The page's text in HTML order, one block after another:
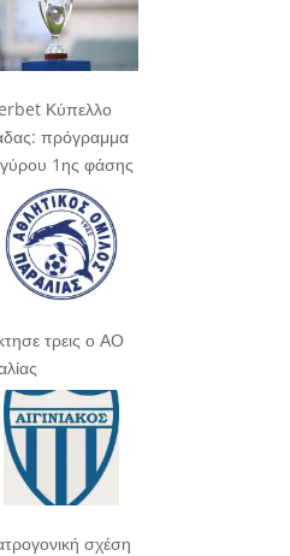
Κύπελλο
πρόγραμμα
1ης φάσης
τρεις ο ΑΟ
σχέση